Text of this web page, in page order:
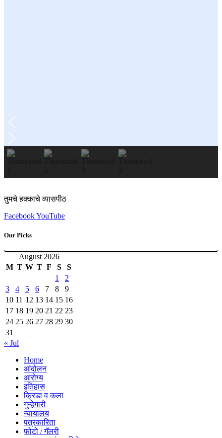
तुमचे हक्काचे व्यासपीठ
FacebookYouTube
Our Picks
August 2026
M T W T F S
S
1
2
3
4 5 6 7 8
9
10 11 12 13 14 15 16
17 18 19 20 21 22 23
24 25 26 27 28 29 30
31
« Jul
Home
आंदोलन
आरोग्य
इतिहास
क्रिडा व कला
गुन्हेगारी
न्यायालय
पत्रकारिता
फोटो / गॅलरी